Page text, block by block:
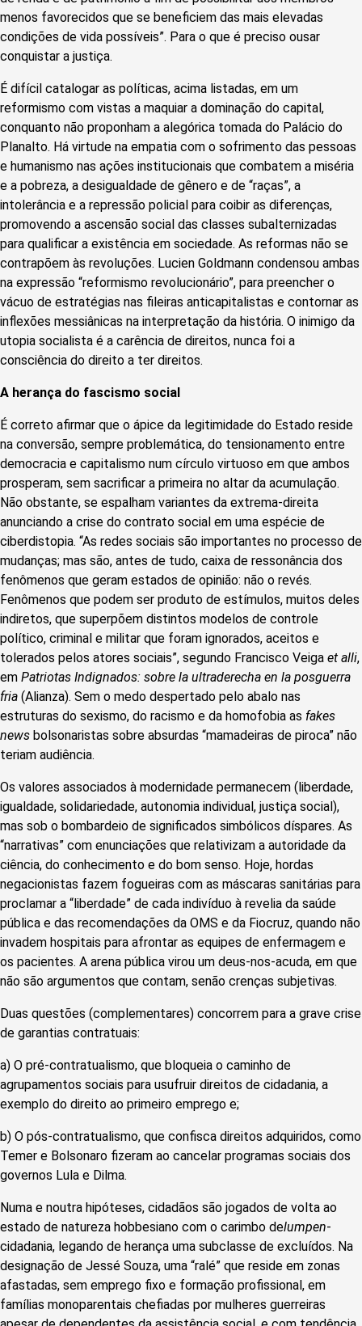
menos favorecidos que se beneficiem das mais elevadas
condições de vida possíveis”. Para o que é preciso ousar
conquistar a justiça.
É difícil catalogar as políticas, acima listadas, em um
reformismo com vistas a maquiar a dominação do capital,
conquanto não proponham a alegórica tomada do Palácio do
Planalto. Há virtude na empatia com o sofrimento das pessoas
e humanismo nas ações institucionais que combatem a miséria
e a pobreza, a desigualdade de gênero e de “raças”, a
intolerância e a repressão policial para coibir as diferenças,
promovendo a ascensão social das classes subalternizadas
para qualificar a existência em sociedade. As reformas não se
contrapõem às revoluções. Lucien Goldmann condensou ambas
na expressão “reformismo revolucionário”, para preencher o
vácuo de estratégias nas fileiras anticapitalistas e contornar as
inflexões messiânicas na interpretação da história. O inimigo da
utopia socialista é a carência de direitos, nunca foi a
consciência do direito a ter direitos.
A herança do fascismo social
É correto afirmar que o ápice da legitimidade do Estado reside
na conversão, sempre problemática, do tensionamento entre
democracia e capitalismo num círculo virtuoso em que ambos
prosperam, sem sacrificar a primeira no altar da acumulação.
Não obstante, se espalham variantes da extrema-direita
anunciando a crise do contrato social em uma espécie de
ciberdistopia. “As redes sociais são importantes no processo de
mudanças; mas são, antes de tudo, caixa de ressonância dos
fenômenos que geram estados de opinião: não o revés.
Fenômenos que podem ser produto de estímulos, muitos deles
indiretos, que superpõem distintos modelos de controle
político, criminal e militar que foram ignorados, aceitos e
tolerados pelos atores sociais”, segundo Francisco Veiga et alli,
em Patriotas Indignados: sobre la ultraderecha en la posguerra
fria (Alianza). Sem o medo despertado pelo abalo nas
estruturas do sexismo, do racismo e da homofobia as fakes
news bolsonaristas sobre absurdas “mamadeiras de piroca” não
teriam audiência.
Os valores associados à modernidade permanecem (liberdade,
igualdade, solidariedade, autonomia individual, justiça social),
mas sob o bombardeio de significados simbólicos díspares. As
“narrativas” com enunciações que relativizam a autoridade da
ciência, do conhecimento e do bom senso. Hoje, hordas
negacionistas fazem fogueiras com as máscaras sanitárias para
proclamar a “liberdade” de cada indivíduo à revelia da saúde
pública e das recomendações da OMS e da Fiocruz, quando não
invadem hospitais para afrontar as equipes de enfermagem e
os pacientes. A arena pública virou um deus-nos-acuda, em que
não são argumentos que contam, senão crenças subjetivas.
Duas questões (complementares) concorrem para a grave crise
de garantias contratuais:
a) O pré-contratualismo, que bloqueia o caminho de
agrupamentos sociais para usufruir direitos de cidadania, a
exemplo do direito ao primeiro emprego e;
b) O pós-contratualismo, que confisca direitos adquiridos, como
Temer e Bolsonaro fizeram ao cancelar programas sociais dos
governos Lula e Dilma.
Numa e noutra hipóteses, cidadãos são jogados de volta ao
estado de natureza hobbesiano com o carimbo delumpen-
cidadania, legando de herança uma subclasse de excluídos. Na
designação de Jessé Souza, uma “ralé” que reside em zonas
afastadas, sem emprego fixo e formação profissional, em
famílias monoparentais chefiadas por mulheres guerreiras